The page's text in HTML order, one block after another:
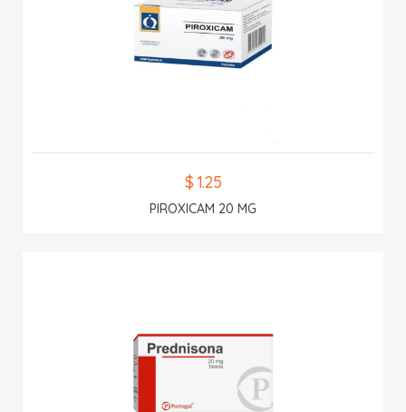
$ 1.25
PIROXICAM 20 MG